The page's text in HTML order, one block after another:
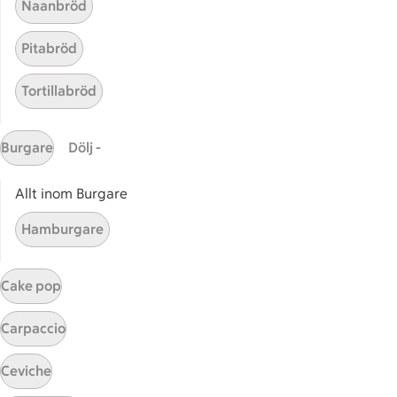
Ostgratinerad chorizo
med bönsallad
Chorizo med fikon,
Naanbröd
Pitabröd
Tortillabröd
Burgare Dölj -
Allt inom Burgare
Hamburgare
Cake pop
Carpaccio
Ceviche